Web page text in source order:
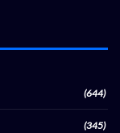
(644)
(345)